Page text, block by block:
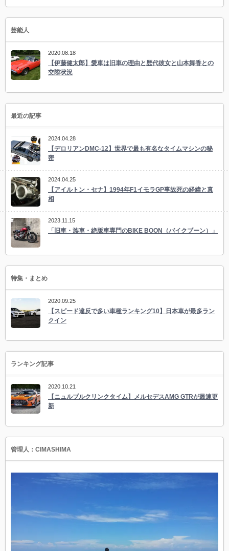
芸能人
2020.08.18
【伊藤健太郎】愛車は旧車の理由と歴代彼女と山本舞香との
交際状況
最近の記事
2024.04.28
【デロリアンDMC-12】世界で最も有名なタイムマシンの秘
密
2024.04.25
【アイルトン・セナ】1994年F1イモラGP事故死の経緯と真
相
2023.11.15
「旧車・族車・絶版車専門のBIKE BOON（バイクブーン）」
特集・まとめ
2020.09.25
【スピード違反で多い車種ランキング10】日本車が最多ラン
クイン
ランキング記事
2020.10.21
【ニュルブルクリンクタイム】メルセデスAMG GTRが最速更
新
管理人：CIMASHIMA